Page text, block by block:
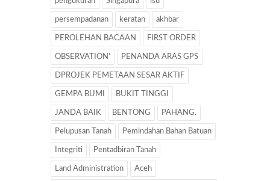
persempadanan keratan akhbar
PEROLEHAN BACAAN FIRST ORDER
OBSERVATION’ PENANDA ARAS GPS
DPROJEK PEMETAAN SESAR AKTIF
GEMPA BUMI BUKIT TINGGI
JANDA BAIK BENTONG PAHANG.
Pelupusan Tanah Pemindahan Bahan Batuan
Integriti Pentadbiran Tanah
Land Administration Aceh